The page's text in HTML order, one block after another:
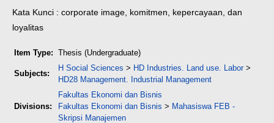
Kata Kunci : corporate image, komitmen, kepercayaan, dan
loyalitas
Item Type: Thesis (Undergraduate)
Subjects:
H Social Sciences > HD Industries. Land use. Labor>
HD28 Management. Industrial Management
Divisions:
Fakultas Ekonomi dan Bisnis
Fakultas Ekonomi dan Bisnis > Mahasiswa FEB -
Skripsi Manajemen